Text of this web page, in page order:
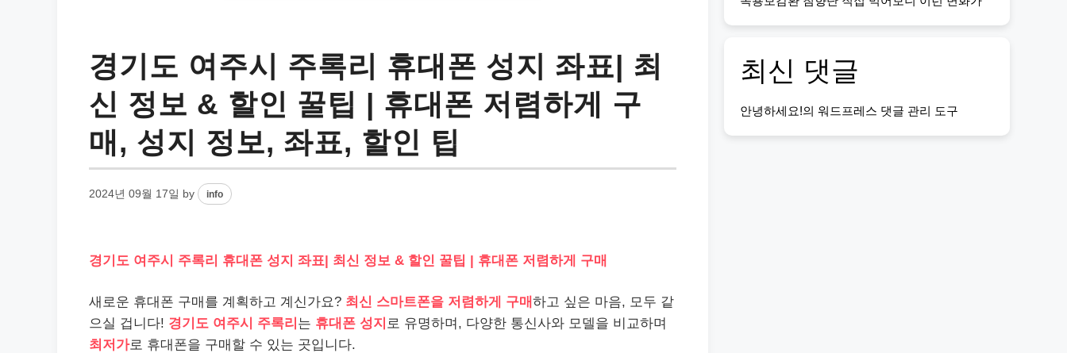
경기도 여주시 주록리 휴대폰 성지 좌표| 최
신 정보 & 할인 꿀팁 | 휴대폰 저렴하게 구
매, 성지 정보, 좌표, 할인 팁
2024년 09월 17일 by info
경기도 여주시 주록리 휴대폰 성지 좌표| 최신 정보 & 할인 꿀팁 | 휴대폰 저렴하게 구매
새로운 휴대폰 구매를 계획하고 계신가요? 최신 스마트폰을 저렴하게 구매하고 싶은 마음, 모두 같
으실 겁니다! 경기도 여주시 주록리 는 휴대폰 성지 로 유명하며, 다양한 통신사와 모델을 비교하며
최저가로 휴대폰을 구매할 수 있는 곳입니다.
최신 댓글
안녕하세요!의 워드프레스 댓글 관리 도구